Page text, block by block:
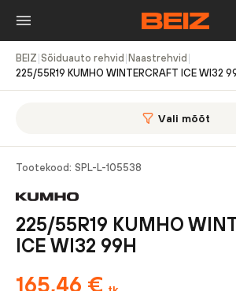
BEIZ Sõiduauto rehvid Naastrehvid
225/55R19 KUMHO WINTERCRAFT ICE WI32
Vali mõõt
Tootekood: SPL-L-105538
225/55R19 KUMHO
ICE WI32 99H
165,46 €